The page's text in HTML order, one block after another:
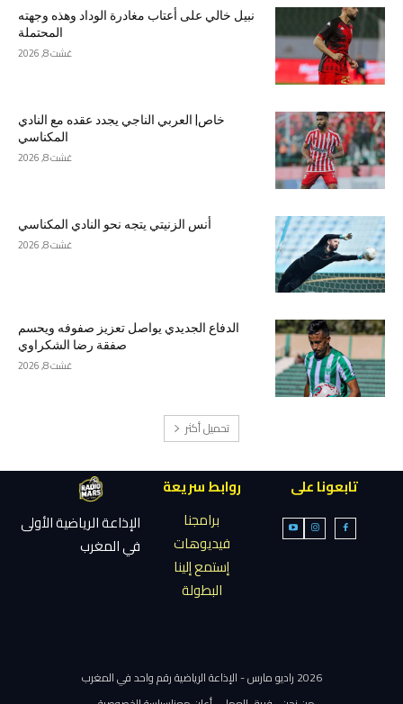
نبيل خالي على أعتاب مغادرة الوداد وهذه وجهته
المحتملة
غشت 8, 2026
خاص| العربي الناجي يجدد عقده مع النادي
المكناسي
غشت 8, 2026
أنس الزنيتي يتجه نحو النادي المكناسي
غشت 8, 2026
الدفاع الجديدي يواصل تعزيز صفوفه ويحسم
صفقة رضا الشكراوي
غشت 8, 2026
تحميل أكثر
تابعونا على
روابط سريعة
برامجنا
فيديوهات
إستمع إلينا
البطولة
الإذاعة الرياضية الأولى
في المغرب
2026 راديو مارس - الإذاعة الرياضية رقم واحد في المغرب